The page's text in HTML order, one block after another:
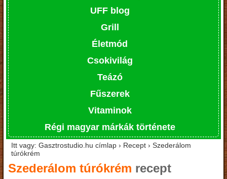
UFF blog
Grill
Életmód
Csokivilág
Teázó
Fűszerek
Vitaminok
Régi magyar márkák története
Itt vagy: Gasztrostudio.hu címlap › Recept › Szederálom
túrókrém
Szederálom túrókrém recept